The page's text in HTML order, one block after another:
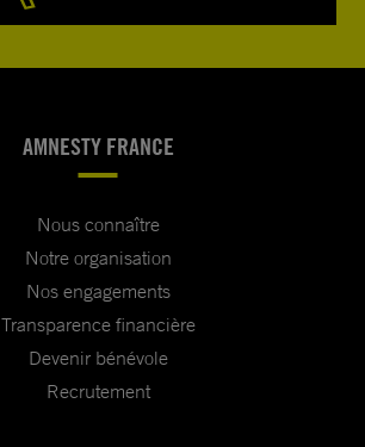
AMNESTY FRANCE
Nous connaître
Notre organisation
Nos engagements
Transparence financière
Devenir bénévole
Recrutement